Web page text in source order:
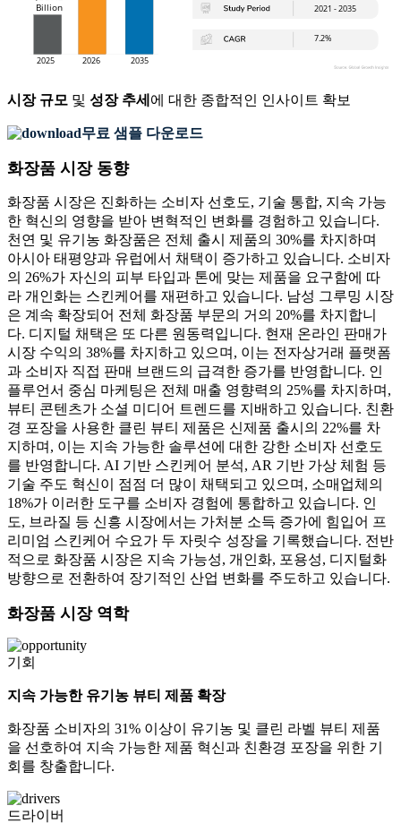
시장 규모 및 성장 추세 에 대한 종합적인 인사이트 확보
무료 샘플 다운로드
화장품 시장 동향
화장품 시장은 진화하는 소비자 선호도, 기술 통합, 지속 가능
한 혁신의 영향을 받아 변혁적인 변화를 경험하고 있습니다.
천연 및 유기농 화장품은 전체 출시 제품의 30%를 차지하며
아시아 태평양과 유럽에서 채택이 증가하고 있습니다. 소비자
의 26%가 자신의 피부 타입과 톤에 맞는 제품을 요구함에 따
라 개인화는 스킨케어를 재편하고 있습니다. 남성 그루밍 시장
은 계속 확장되어 전체 화장품 부문의 거의 20%를 차지합니
다. 디지털 채택은 또 다른 원동력입니다. 현재 온라인 판매가
시장 수익의 38%를 차지하고 있으며, 이는 전자상거래 플랫폼
과 소비자 직접 판매 브랜드의 급격한 증가를 반영합니다. 인
플루언서 중심 마케팅은 전체 매출 영향력의 25%를 차지하며,
뷰티 콘텐츠가 소셜 미디어 트렌드를 지배하고 있습니다. 친환
경 포장을 사용한 클린 뷰티 제품은 신제품 출시의 22%를 차
지하며, 이는 지속 가능한 솔루션에 대한 강한 소비자 선호도
를 반영합니다. AI 기반 스킨케어 분석, AR 기반 가상 체험 등
기술 주도 혁신이 점점 더 많이 채택되고 있으며, 소매업체의
18%가 이러한 도구를 소비자 경험에 통합하고 있습니다. 인
도, 브라질 등 신흥 시장에서는 가처분 소득 증가에 힘입어 프
리미엄 스킨케어 수요가 두 자릿수 성장을 기록했습니다. 전반
적으로 화장품 시장은 지속 가능성, 개인화, 포용성, 디지털화
방향으로 전환하여 장기적인 산업 변화를 주도하고 있습니다.
화장품 시장 역학
기회
지속 가능한 유기농 뷰티 제품 확장
화장품 소비자의 31% 이상이 유기농 및 클린 라벨 뷰티 제품
을 선호하여 지속 가능한 제품 혁신과 친환경 포장을 위한 기
회를 창출합니다.
드라이버